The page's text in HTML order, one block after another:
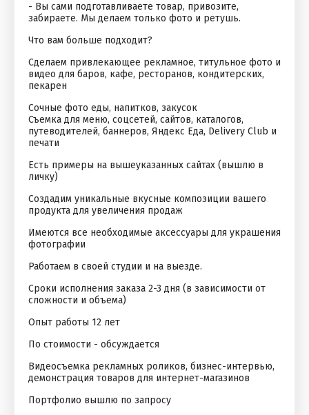
- Вы сами подготавливаете товар, привозите,
забираете. Мы делаем только фото и ретушь.
Что вам больше подходит?
Сделаем привлекающее рекламное, титульное фото и
видео для баров, кафе, ресторанов, кондитерских,
пекарен
Сочные фото еды, напитков, закусок
Съемка для меню, соцсетей, сайтов, каталогов,
путеводителей, баннеров, Яндекс Еда, Delivery Club и
печати
Есть примеры на вышеуказанных сайтах (вышлю в
личку)
Создадим уникальные вкусные композиции вашего
продукта для увеличения продаж
Имеются все необходимые аксессуары для украшения
фотографии
Работаем в своей студии и на выезде.
Сроки исполнения заказа 2-3 дня (в зависимости от
сложности и объема)
Опыт работы 12 лет
По стоимости - обсуждается
Видеосъемка рекламных роликов, бизнес-интервью,
демонстрация товаров для интернет-магазинов
Портфолио вышлю по запросу